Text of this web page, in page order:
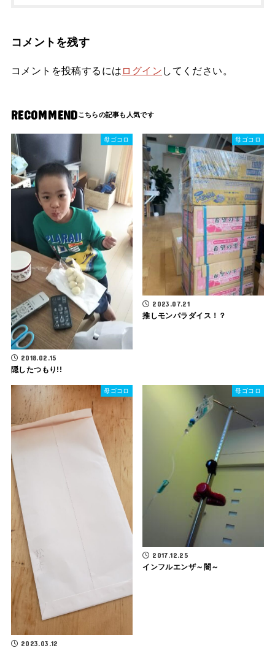
コメントを残す
コメントを投稿するには ログイン してください。
RECOMMEND
母ゴコロ
2018.02.15
隠したつもり!!
母ゴコロ
2023.07.21
推しモンパラダイス！？
母ゴコロ
2023.03.12
母ゴコロ
2017.12.25
インフルエンザ～闇～